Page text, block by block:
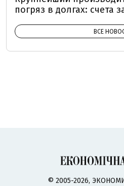
погряз в долгах: счета
ВСЕ
© 2005-2026,